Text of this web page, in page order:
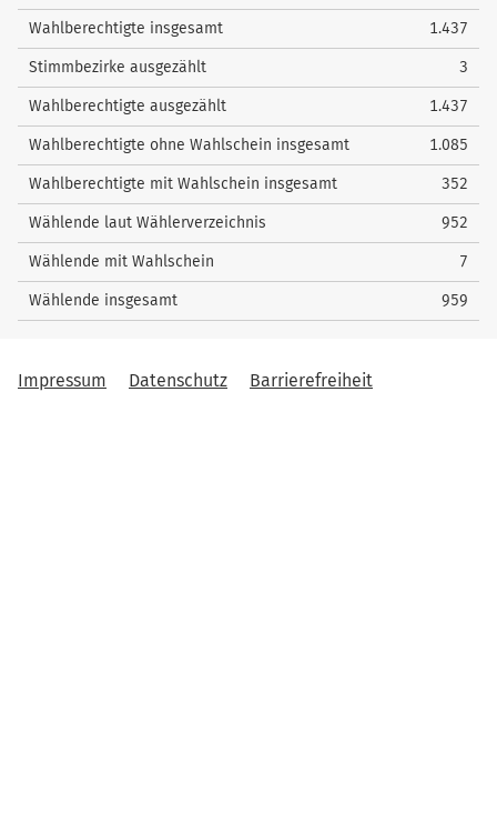
Wahlberechtigte insgesamt 1.437
Stimmbezirke ausgezählt 3
Wahlberechtigte ausgezählt 1.437
Wahlberechtigte ohne Wahlschein insgesamt 1.085
Wahlberechtigte mit Wahlschein insgesamt 352
Wählende laut Wählerverzeichnis 952
Wählende mit Wahlschein 7
Wählende insgesamt 959
Impressum Datenschutz Barrierefreiheit